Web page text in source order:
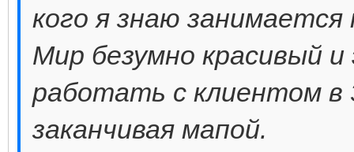
кого я знаю занимается
Мир безумно красивый
работать с клиентом в
заканчивая мапой.